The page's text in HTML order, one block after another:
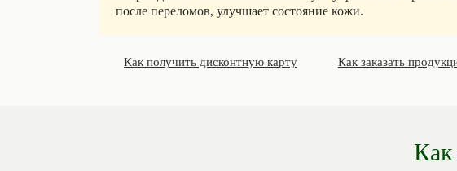
после переломов, улучшает состояние кожи.
Как получить дисконтную карту Как заказать